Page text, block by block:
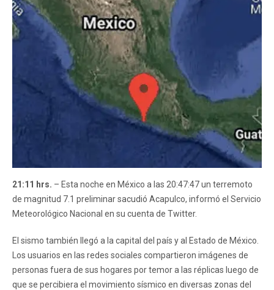
21:11 hrs. – Esta noche en México a las 20:47:47 un terremoto
de magnitud 7.1 preliminar sacudió Acapulco, informó el Servicio
Meteorológico Nacional en su cuenta de Twitter.
El sismo también llegó a la capital del país y al Estado de México.
Los usuarios en las redes sociales compartieron imágenes de
personas fuera de sus hogares por temor a las réplicas luego de
que se percibiera el movimiento sísmico en diversas zonas del